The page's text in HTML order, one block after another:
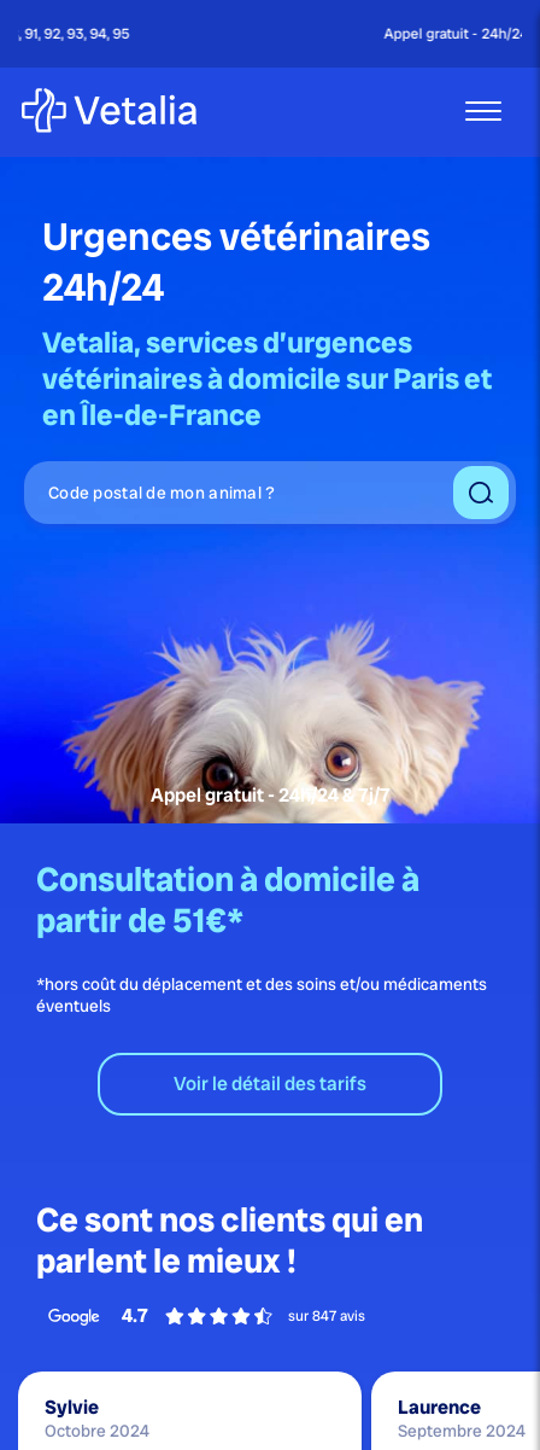
Appel gratuit - 24h/24 & 7j/7
Urgences vétérinaires
24h/24
Vetalia, services d’urgences
vétérinairesà domicile sur Paris et
en Île-de-France
Appel gratuit - 24h/24 & 7j/7
Consultation à domicile à
partir de 51€*
*hors coût du déplacement et des soins et/ou médicaments
éventuels
Voir le détail des tarifs
Ce sont nos clients qui en
parlent le mieux !
4.7 sur 847 avis
Sylvie
Octobre 2024
Laurence
Septembre 2024